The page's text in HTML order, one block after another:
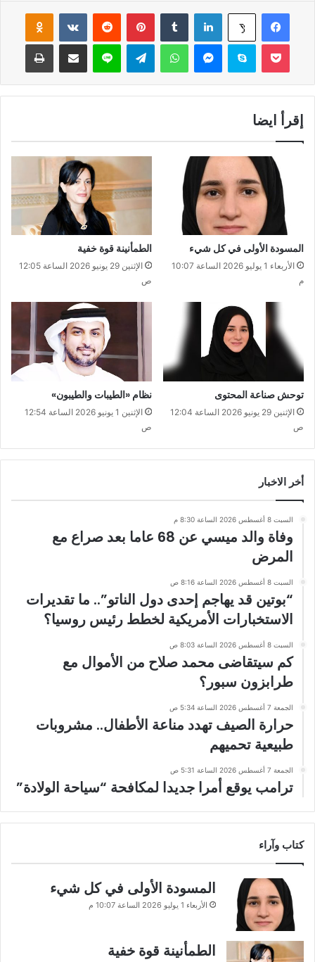
فيسبوك ‫X لينكدإن بينتيريست
سكايب واتساب لاين
إقرأ ايضا
المسودة الأولى في كل شيء
الأربعاء 1 يوليو 2026 الساعة 10:07
م
الطمأنينة قوة خفية
الإثنين 29 يونيو 2026 الساعة 12:05
ص
توحش صناعة المحتوى
الإثنين 29 يونيو 2026 الساعة 12:04
ص
نظام «الطيبات والطيبون»
الإثنين 1 يونيو 2026 الساعة 12:54
ص
أخر الاخبار
السبت 8 أغسطس 2026 الساعة 8:30 م
وفاة والد ميسي عن 68 عاما بعد صراع مع
المرض
السبت 8 أغسطس 2026 الساعة 8:16 ص
“بوتين قد يهاجم إحدى دول الناتو”.. ما تقديرات
الاستخبارات الأمريكية لخطط رئيس روسيا؟
السبت 8 أغسطس 2026 الساعة 8:03 ص
كم سيتقاضى محمد صلاح من الأموال مع
طرابزون سبور؟
الجمعة 7 أغسطس 2026 الساعة 5:34 ص
حرارة الصيف تهدد مناعة الأطفال.. مشروبات
طبيعية تحميهم
الجمعة 7 أغسطس 2026 الساعة 5:31 ص
ترامب يوقع أمرا جديدا لمكافحة “سياحة الولادة”
كتاب وآراء
المسودة الأولى في كل شيء
الأربعاء 1 يوليو 2026 الساعة 10:07 م
الطمأنينة قوة خفية